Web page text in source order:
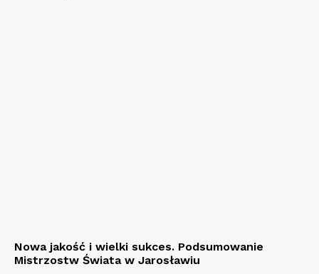
Nowa jakość i wielki sukces. Podsumowanie
Mistrzostw Świata w Jarosławiu